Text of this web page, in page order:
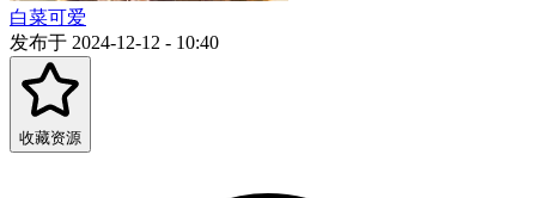
白菜可爱
发布于 2024-12-12 - 10:40
收藏资源